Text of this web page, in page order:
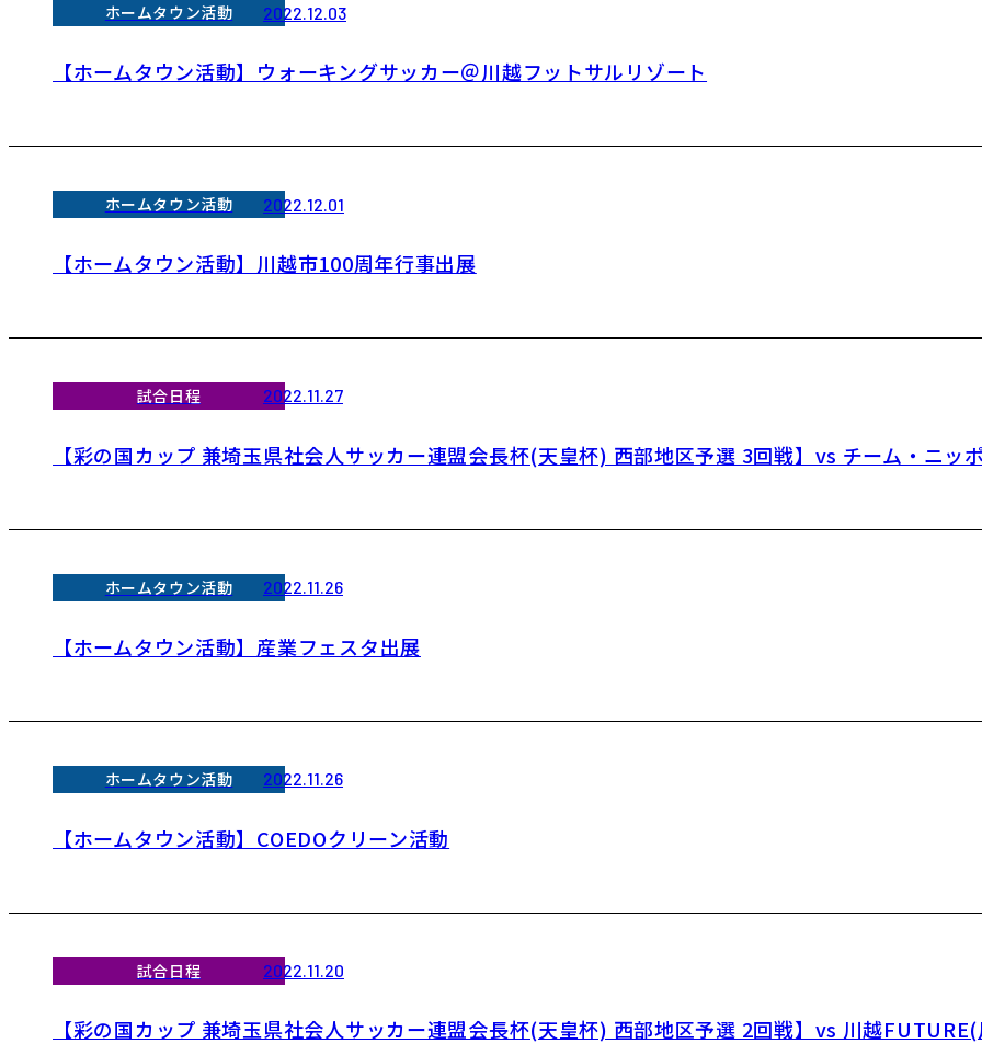
ホームタウン活動 2022.12.03
【ホームタウン活動】ウォーキングサッカー＠川越フットサルリゾート
ホームタウン活動 2022.12.01
【ホームタウン活動】川越市100周年行事出展
試合日程 2022.11.27
【彩の国カップ 兼埼玉県社会人サッカー連盟会長杯(天皇杯) 西部地区予選 3回戦】vs チーム・ニッ
ホームタウン活動 2022.11.26
【ホームタウン活動】産業フェスタ出展
ホームタウン活動 2022.11.26
【ホームタウン活動】COEDOクリーン活動
試合日程 2022.11.20
【彩の国カップ 兼埼玉県社会人サッカー連盟会長杯(天皇杯) 西部地区予選 2回戦】vs 川越